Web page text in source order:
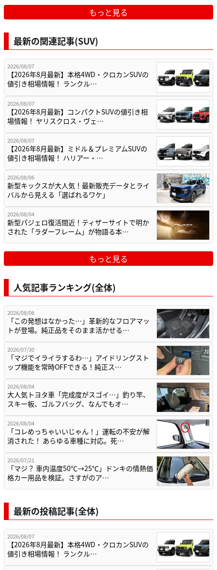
もっと見る
最新の関連記事(SUV)
2026/08/07
【2026年8月最新】本格4WD・クロカンSUVの
値引き相場情報！ ランクル…
2026/08/07
【2026年8月最新】コンパクトSUVの値引き相
場情報！ ヤリスクロス・ヴェ…
2026/08/07
【2026年8月最新】ミドル＆プレミアムSUVの
値引き相場情報！ ハリアー・…
2026/08/06
新型キックスが大人気！最新販売データとライ
バルから見える「選ばれるワケ」
2026/08/04
新型パジェロ復活間近！ティザーサイトで明か
された「ラダーフレーム」が物語る本…
もっと見る
人気記事ランキング(全体)
2026/08/06
「この発想はなかった…」革新的なフロアマッ
トが登場。純正品をそのまま活かせる…
2026/07/30
「マジでイライラするわ…」アイドリングスト
ップ機能を常時OFFできる！純正ス…
2026/08/04
大人気トヨタ車「完成度がスゴイ…」釣り竿、
スキー板、ゴルフバッグ、なんでもオ…
2026/08/04
「コレめっちゃいいじゃん！」運転の不安が解
消された！ あらゆる車種に対応。死…
2026/07/21
「マジ？ 車内温度50℃→25℃」ドンキの情熱価
格カー用品を検証。さすがのア…
最新の投稿記事(全体)
2026/08/07
【2026年8月最新】本格4WD・クロカンSUVの
値引き相場情報！ ランクル…